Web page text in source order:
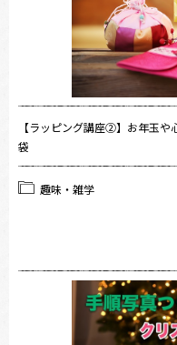
【ラッピング講座②】お年玉
袋
趣味・雑学